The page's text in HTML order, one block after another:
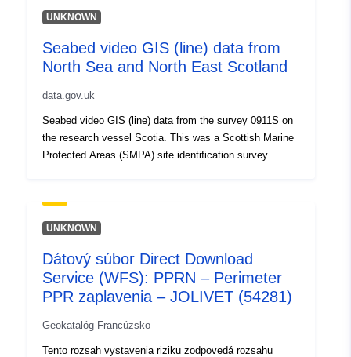
UNKNOWN
Seabed video GIS (line) data from
North Sea and North East Scotland
data.gov.uk
Seabed video GIS (line) data from the survey 0911S on
the research vessel Scotia. This was a Scottish Marine
Protected Areas (SMPA) site identification survey.
UNKNOWN
Dátový súbor Direct Download
Service (WFS): PPRN – Perimeter
PPR zaplavenia – JOLIVET (54281)
Geokatalóg Francúzsko
Tento rozsah vystavenia riziku zodpovedá rozsahu